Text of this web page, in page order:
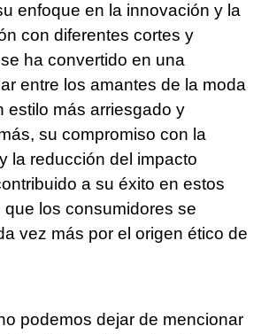
enfoque en la innovación y la
con diferentes cortes y
ha convertido en una
entre ⁢los amantes de ‌la moda
estilo más arriesgado y
su compromiso con la
la reducción del impacto
a su éxito en estos
los consumidores​ se
⁤vez más ‍por el origen ético de
podemos dejar ‌de mencionar